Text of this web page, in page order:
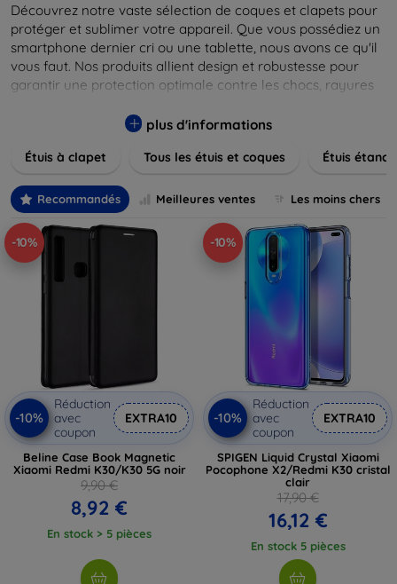
Découvrez notre vaste sélection de coques et clapets pour
protéger et sublimer votre appareil. Que vous possédiez un
smartphone dernier cri ou une tablette, nous avons ce qu'il
vous faut. Nos produits allient design et robustesse pour
garantir une protection optimale contre les chocs, rayures
allant des modèles élégants et minimalistes aux designs
matériaux de haute qualité, y compris le cuir, le silicone, et
parfait pour exprimer votre style tout en assurant la
durabilité de votre appareil.
plus d'informations
Étuis à clapet Tous les étuis et coques Étuis
Recommandés Meilleures ventes Les moins chers
-10%
-10%
Réduction
avec
coupon
EXTRA10
Beline Case Book Magnetic
Xiaomi Redmi K30/K30 5G noir
9,90 €
8,92 €
En stock > 5 pièces
-10%
-10%
Réduction
avec
coupon
EXTRA10
SPIGEN Liquid Crystal Xiaomi
Pocophone X2/Redmi K30 cristal
clair
17,90 €
16,12 €
En stock 5 pièces